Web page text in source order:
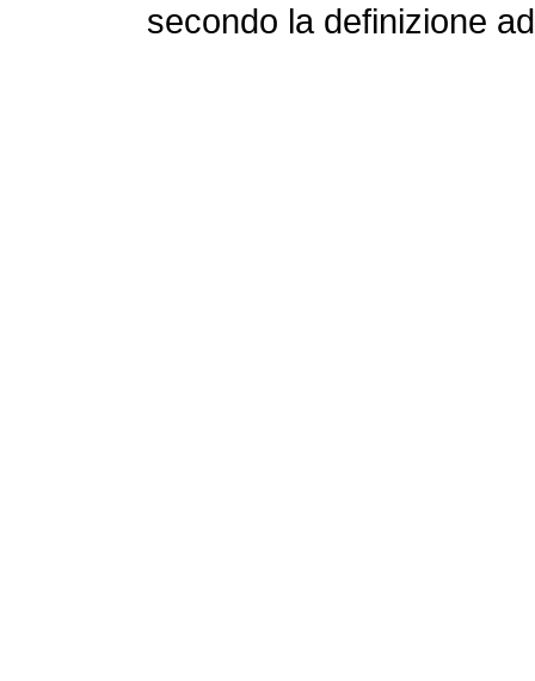
secondo la definizione